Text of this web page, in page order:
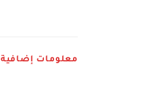
معلومات إضافية